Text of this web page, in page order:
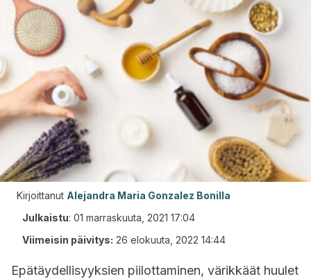
Kirjoittanut Alejandra Maria Gonzalez Bonilla
Julkaistu: 01 marraskuuta, 2021 17:04
Viimeisin päivitys: 26 elokuuta, 2022 14:44
Epätäydellisyyksien piilottaminen, värikkäät huulet